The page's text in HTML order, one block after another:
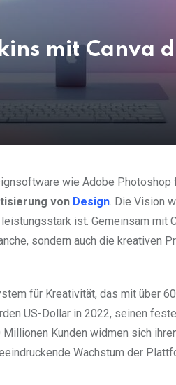
mit Canva
wie Adobe Photoshop
von Design. Die Vision
ist. Gemeinsam mit
sondern auch die kreativen
für Kreativität, das mit über
US-Dollar in 2022, seinen
Kunden widmen sich
Wachstum der